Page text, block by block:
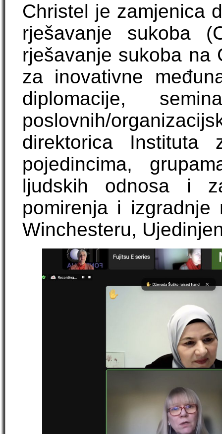
Christel je zamjenica
rješavanje sukoba
rješavanje sukoba na
za inovativne
diplomacije,
poslovnih/
direktorica
pojedincima,
ljudskih odnosa i
pomirenja i
Winchesteru,